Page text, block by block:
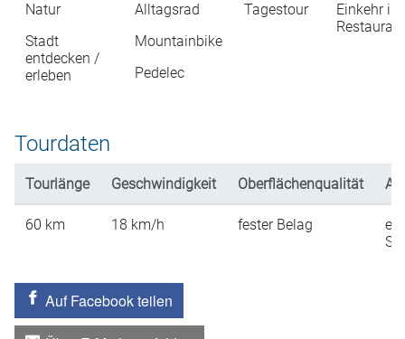
Natur
Stadt
entdecken /
erleben
Alltagsrad
Mountainbike
Pedelec
Tagestour
Einkehr in
Tourdaten
Tourlänge Geschwindigkeit Oberflächenqualität
60 km 18 km/h fester Belag
Auf Facebook teilen